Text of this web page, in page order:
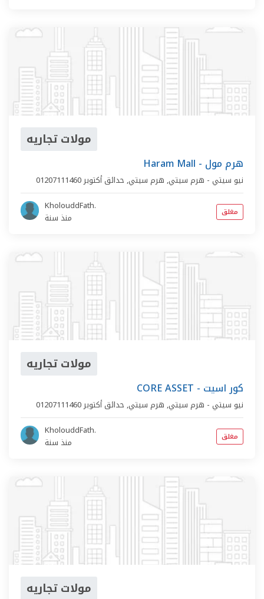
مولات تجاريه
Haram Mall - هرم مول
نيو سيتي - هرم سيتي, هرم سيتي, حدائق أكتوبر
KholouddFath.
منذ سنة
مغلق
مولات تجاريه
CORE ASSET - كور اسيت
نيو سيتي - هرم سيتي, هرم سيتي, حدائق أكتوبر
KholouddFath.
منذ سنة
مغلق
مولات تجاريه